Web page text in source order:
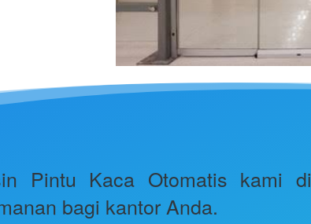
Pintu Kaca Otomatis kami
bagi kantor Anda.